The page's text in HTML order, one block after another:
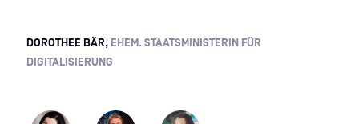
DOROTHEE BÄR, EHEM. STAATSMINISTERIN FÜR
DIGITALISIERUNG